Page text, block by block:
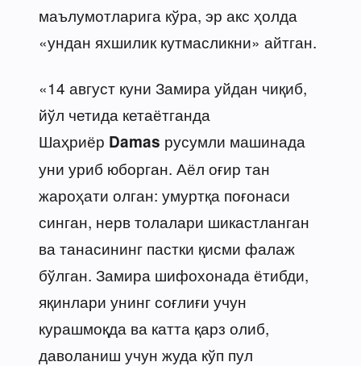
маълумотларига кўра, эр акс ҳолда
«ундан яхшилик кутмасликни» айтган.
«14 август куни Замира уйдан чиқиб,
йўл четида кетаётганда
Шаҳриёр Damas русумли машинада
уни уриб юборган. Аёл оғир тан
жароҳати олган: умуртқа поғонаси
синган, нерв толалари шикастланган
ва танасининг пастки қисми фалаж
бўлган. Замира шифохонада ётибди,
яқинлари унинг соғлиғи учун
курашмоқда ва катта қарз олиб,
даволаниш учун жуда кўп пул